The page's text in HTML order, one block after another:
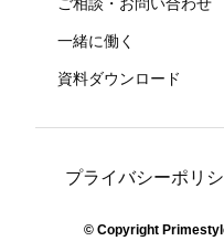
一緒に働く
資料ダウンロード
プライバシーポリ
© Copyright